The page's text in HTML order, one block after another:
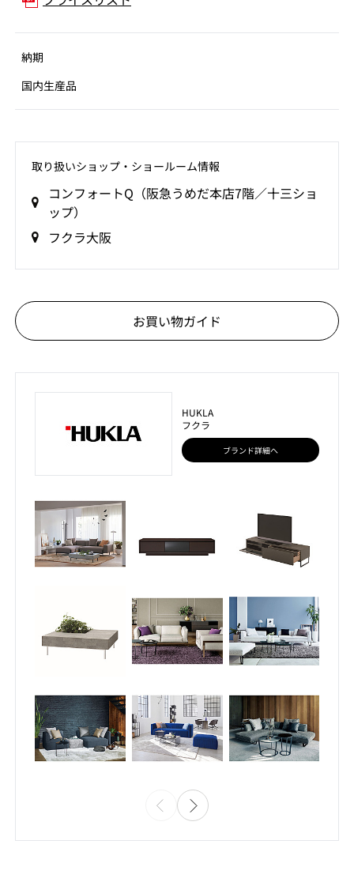
納期
国内生産品
取り扱いショップ‧ショールーム情報
コンフォートQ（阪急うめだ本店7階／十三ショ
ップ）
フクラ大阪
お買い物ガイド
HUKLA
フクラ
ブランド詳細へ